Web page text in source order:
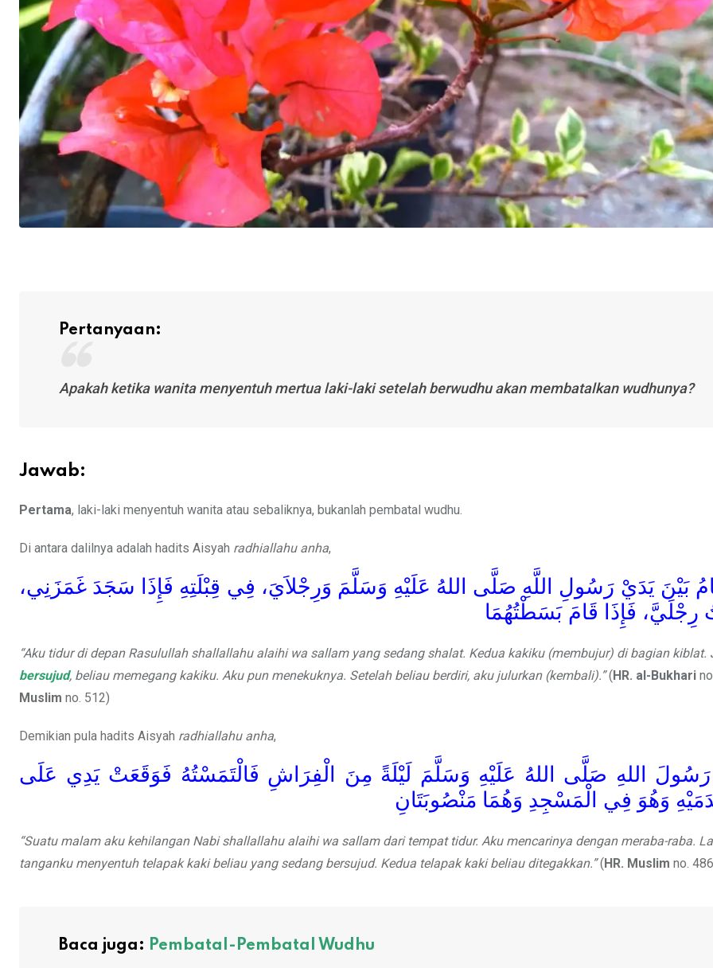
Pertanyaan:
Apakah ketika wanita menyentuh mertua laki-laki setelah berwudhu akan membatalkan wudhunya?
Jawab:
Pertama, laki-laki menyentuh wanita atau sebaliknya, bukanlah pembatal wudhu.
Di antara dalilnya adalah hadits Aisyah radhiallahu anha,
بَيْنَ يَدَيْ رَسُولِ اللَّهِ صَلَّى اللهُ عَلَيْهِ وَسَلَّمَ وَرِجْلاَيَ، فِي قِبْلَتِهِ فَإِذَا سَجَدَ غَمَزَنِي،
فَإِذَا قَامَ بَسَطْتُهُمَا
“Aku tidur di depan Rasulullah shallallahu alaihi wa sallam yang sedang shalat. Kedua kakiku (membujur) di bagian kiblat.
bersujud, beliau memegang kakiku. Aku pun menekuknya. Setelah beliau berdiri, aku julurkan (kembali).”(HR. al-Bukhari
Muslim no. 512)
Demikian pula hadits Aisyah radhiallahu anha,
اللهِ صَلَّى اللهُ عَلَيْهِ وَسَلَّمَ لَيْلَةً مِنَ الْفِرَاشِ فَالْتَمَسْتُهُ فَوَقَعَتْ يَدِي عَلَى
وَهُوَ فِي الْمَسْجِدِ وَهُمَا مَنْصُوبَتَانِ
“Suatu malam aku kehilangan Nabishallallahu alaihi wa sallam dari tempat tidur. Aku mencarinya dengan meraba-raba.
tanganku menyentuh telapak kaki beliau yang sedang bersujud. Kedua telapak kaki beliau ditegakkan.”(HR. Muslim no.
Baca juga: Pembatal-Pembatal Wudhu